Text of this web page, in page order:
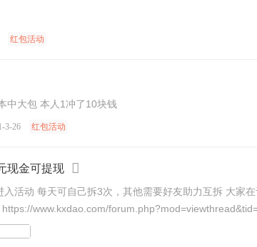
红包活动
中大包 本人1冲了10块钱
3-26 红包活动
现金可提现
力互拆 大家在评论区发出自己的二维码或者链接 互助 本帖是专贴！请勿再自行发帖！ 2018年5月17日21:38:33